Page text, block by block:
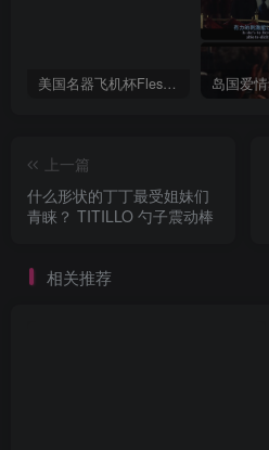
美国名器飞机杯Fleshlight 【Quickshot-Vantage 双头飞机杯】完全评测
上一篇
什么形状的丁丁最受姐妹们
青睐？ TITILLO 勺子震动棒
相关推荐